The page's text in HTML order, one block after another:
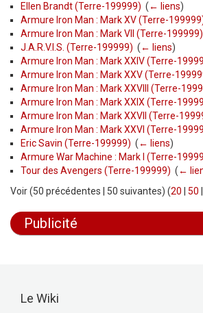
Ellen Brandt (Terre-199999) ( ← liens)
Armure Iron Man : Mark XV (Terre-
Armure Iron Man : Mark VII (Terre-199999)
J.A.R.V.I.S. (Terre-199999) ( ← liens)
Armure Iron Man : Mark XXIV (Terre-
Armure Iron Man : Mark XXV (Terre-
Armure Iron Man : Mark XXVIII (Terre-
Armure Iron Man : Mark XXIX (Terre-
Armure Iron Man : Mark XXVII (Terre-
Armure Iron Man : Mark XXVI (Terre-
Eric Savin (Terre-199999) ( ← liens)
Armure War Machine : Mark I (Terre-
Tour des Avengers (Terre-199999) ( ←
Voir (50 précédentes | 50 suivantes) (20 50
Publicité
Le Wiki